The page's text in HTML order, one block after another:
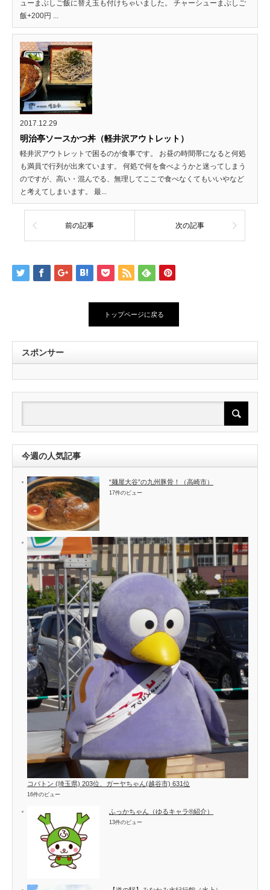
ューまぶしご飯に替え玉も付けちゃいました。 チャーシューまぶしご
飯+200円 ...
2017.12.29
明治亭ソースかつ丼（軽井沢アウトレット）
軽井沢アウトレットで困るのが食事です。 お昼の時間帯になると何処
も満員で行列が出来ています。 何処で何を食べようかと迷ってしまう
のですが、高い・混んでる、無理してここで食べなくてもいいやなど
と考えてしまいます。 最...
前の記事 次の記事
トップページに戻る
スポンサー
今週の人気記事
“麺屋大谷”の九州豚骨！（高崎市）
17件のビュー
コバトン (埼玉県) 203位、ガーヤちゃん(越谷市) 631位
16件のビュー
ふっかちゃん（ゆるキャラ®紹介）
13件のビュー